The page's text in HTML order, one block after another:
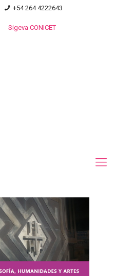
+54 264 4222643
Sigeva CONICET